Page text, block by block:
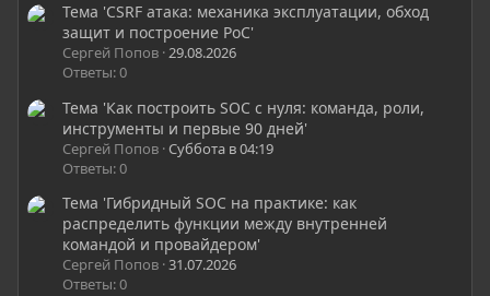
Тема 'CSRF атака: механика эксплуатации, обход
защит и построение PoC'
Сергей Попов 29.08.2026
Ответы: 0
Тема 'Как построить SOC с нуля: команда, роли,
инструменты и первые 90 дней'
Сергей Попов Суббота в 04:19
Ответы: 0
Тема 'Гибридный SOC на практике: как
распределить функции между внутренней
командой и провайдером'
Сергей Попов 31.07.2026
Ответы: 0